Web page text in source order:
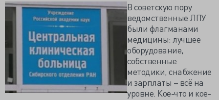
В советскую пору
ведомственные ЛПУ
были флагманами
медицины: лучшее
оборудование,
собственные
методики, снабжение
и зарплаты – всё на
уровне. Кое-что и кое-